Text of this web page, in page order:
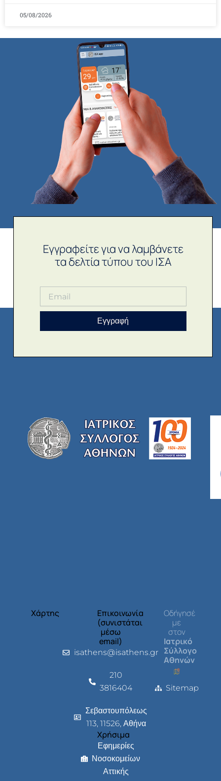
05/08/2026
Εγγραφείτε για να λαμβάνετε
τα δελτία τύπου του ΙΣΑ
Εγγραφή
Χάρτης
Επικοινωνία
(συνιστάται
μέσω
email)
isathens@isathens.gr
210
3816404
Σεβαστουπόλεως
113, 11526, Αθήνα
Χρήσιμα
Εφημερίες
Νοσοκομείων
Αττικής
Οδήγησέ
με
στον
Ιατρικό
Σύλλογο
Αθηνών
Sitemap